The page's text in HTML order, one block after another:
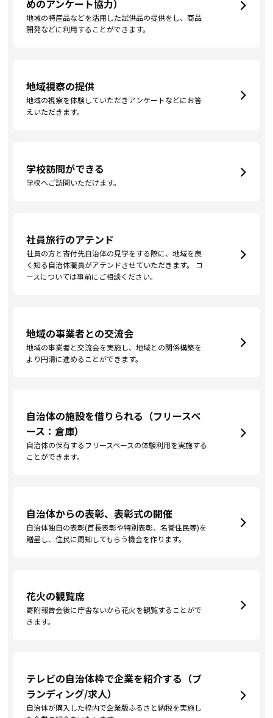
めのアンケート協力）
地域の特産品などを活用した試供品の提供をし、商品
開発などに利用することができます。
地域視察の提供
地域の視察を体験していただきアンケートなどにお答
えいただきます。
学校訪問ができる
学校へご訪問いただけます。
社員旅行のアテンド
社員の方と寄付先自治体の見学をする際に、地域を良
く知る自治体職員がアテンドさせていただきます。 コ
ースについては事前にご相談ください。
地域の事業者との交流会
地域の事業者と交流会を実施し、地域との関係構築を
より円滑に進めることができます。
自治体の施設を借りられる（フリースペ
ース：倉庫）
自治体の保有するフリースペースの体験利用を実施する
ことができます。
自治体からの表彰、表彰式の開催
自治体独自の表彰(首長表彰や特別表彰、名誉住民等)を
贈呈し、住民に周知してもらう機会を作ります。
花火の観覧席
寄附報告会後に庁舎ないから花火を観覧することがで
きます。
テレビの自治体枠で企業を紹介する（ブ
ランディング/求人）
自治体が購入した枠内で企業版ふるさと納税を実施し